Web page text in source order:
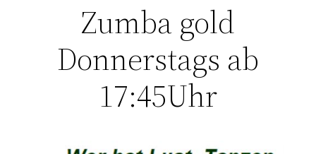
Zumba gold
Donnerstags ab
17:45Uhr